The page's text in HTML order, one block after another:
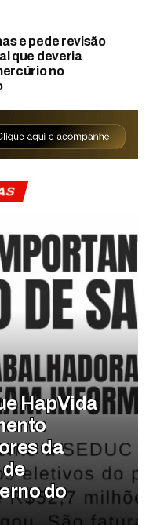
e pede revisão
que deveria
no
HapVida
da
do